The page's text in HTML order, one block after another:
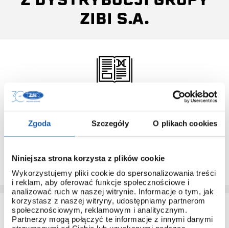
Zgoda Szczegóły O plikach cookies
Niniejsza strona korzysta z plików cookie
Wykorzystujemy pliki cookie do spersonalizowania treści
i reklam, aby oferować funkcje społecznościowe i
analizować ruch w naszej witrynie. Informacje o tym, jak
korzystasz z naszej witryny, udostępniamy partnerom
społecznościowym, reklamowym i analitycznym.
Partnerzy mogą połączyć te informacje z innymi danymi
ZIBI S.A.
dystrybucji ZIBI dołączana jest instrukcja obsługi w języku
polskim.
zaawansowanych modeli.